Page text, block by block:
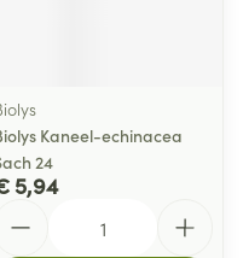
Kaneel-echinacea
24
5,94